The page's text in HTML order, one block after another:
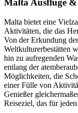
Malta Ausflüge
Malta bietet eine
Aktivitäten, die das
Von der Erkundung
Weltkulturerbestätten
hin zu aufregenden
entlang der
Möglichkeiten, die
einer Fülle von
Genießer
Reiseziel, das für